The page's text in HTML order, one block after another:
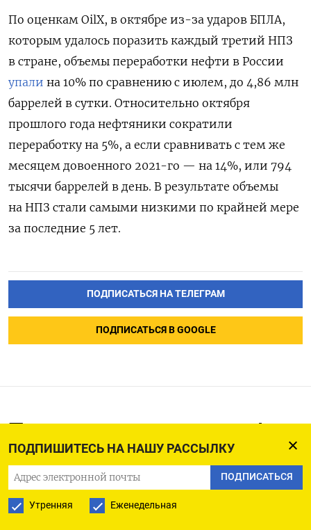
ПОДПИШИТЕСЬ НА НАШУ РАССЫЛКУ
ПОДПИСАТЬСЯ
Утренняя Еженедельная
По оценкам OilX, в октябре из-за ударов БПЛА,
которым удалось поразить каждый третий НПЗ
в стране, объемы переработки нефти в России
упали на 10% по сравнению с июлем, до 4,86 млн
баррелей в сутки. Относительно октября
прошлого года нефтяники сократили
переработку на 5%, а если сравнивать с тем же
месяцем довоенного 2021-го — на 14%, или 794
тысячи баррелей в день. В результате объемы
на НПЗ стали самыми низкими по крайней мере
за последние 5 лет.
ПОДПИСАТЬСЯ НА ТЕЛЕГРАМ
ПОДПИСАТЬСЯ В GOOGLE
Перевозки грузов по ж/д в
РФ в октябре выросли на
0,1% г/г
05.11.2025